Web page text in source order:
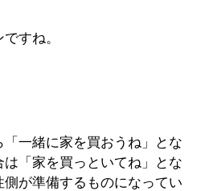
すね。
一緒に家を買おうね」とな
は「家を買っといてね」とな
側が準備するものになってい